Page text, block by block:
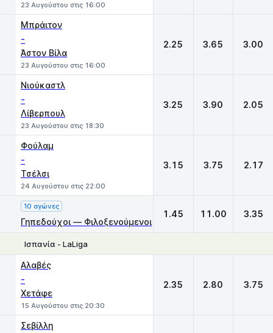
23 Αυγούστου στις 16:00
Μπράιτον
-
Άστον Βίλα
23 Αυγούστου στις 16:00
2.25 3.65 3.00
Νιούκαστλ
-
Λίβερπουλ
23 Αυγούστου στις 18:30
3.25 3.90 2.05
Φούλαμ
-
Τσέλσι
24 Αυγούστου στις 22:00
3.15 3.75 2.17
10 αγώνες
Γηπεδούχοι — Φιλοξενούμενοι
1.45 11.00 3.35
Ισπανία - LaLiga
Αλαβές
-
Χετάφε
15 Αυγούστου στις 20:30
2.35 2.80 3.75
Σεβίλλη